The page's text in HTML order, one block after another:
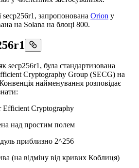
secp256r1, запропонована Orion у
на Solana на блоці 800.
secp256r1, була стандартизована
Cryptography Group (SECG) на
найменування розповідає
Efficient Cryptography
над простим полем
приблизно 2^256
(на відміну від кривих Коблиця)